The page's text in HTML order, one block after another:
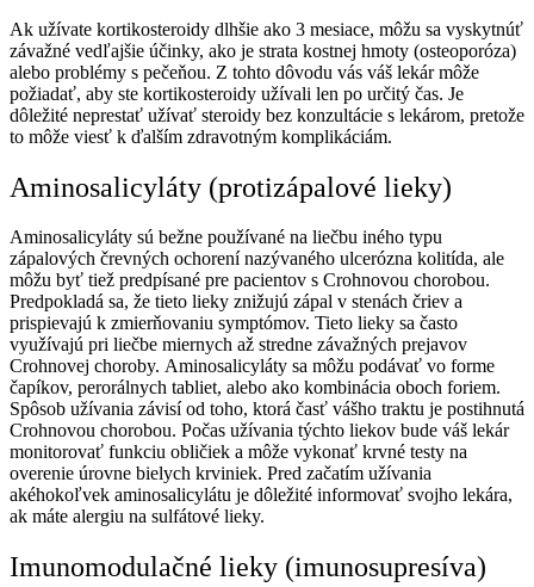
Ak užívate kortikosteroidy dlhšie ako 3 mesiace, môžu sa vyskytnúť
závažné vedľajšie účinky, ako je strata kostnej hmoty (osteoporóza)
alebo problémy s pečeňou. Z tohto dôvodu vás váš lekár môže
požiadať, aby ste kortikosteroidy užívali len po určitý čas. Je
dôležité neprestať užívať steroidy bez konzultácie s lekárom, pretože
to môže viesť k ďalším zdravotným komplikáciám.
Aminosalicyláty (protizápalové lieky)
Aminosalicyláty sú bežne používané na liečbu iného typu
zápalových črevných ochorení nazývaného ulcerózna kolitída, ale
môžu byť tiež predpísané pre pacientov s Crohnovou chorobou.
Predpokladá sa, že tieto lieky znižujú zápal v stenách čriev a
prispievajú k zmierňovaniu symptómov. Tieto lieky sa často
využívajú pri liečbe miernych až stredne závažných prejavov
Crohnovej choroby. Aminosalicyláty sa môžu podávať vo forme
čapíkov, perorálnych tabliet, alebo ako kombinácia oboch foriem.
Spôsob užívania závisí od toho, ktorá časť vášho traktu je postihnutá
Crohnovou chorobou. Počas užívania týchto liekov bude váš lekár
monitorovať funkciu obličiek a môže vykonať krvné testy na
overenie úrovne bielych krviniek. Pred začatím užívania
akéhokoľvek aminosalicylátu je dôležité informovať svojho lekára,
ak máte alergiu na sulfátové lieky.
Imunomodulačné lieky (imunosupresíva)